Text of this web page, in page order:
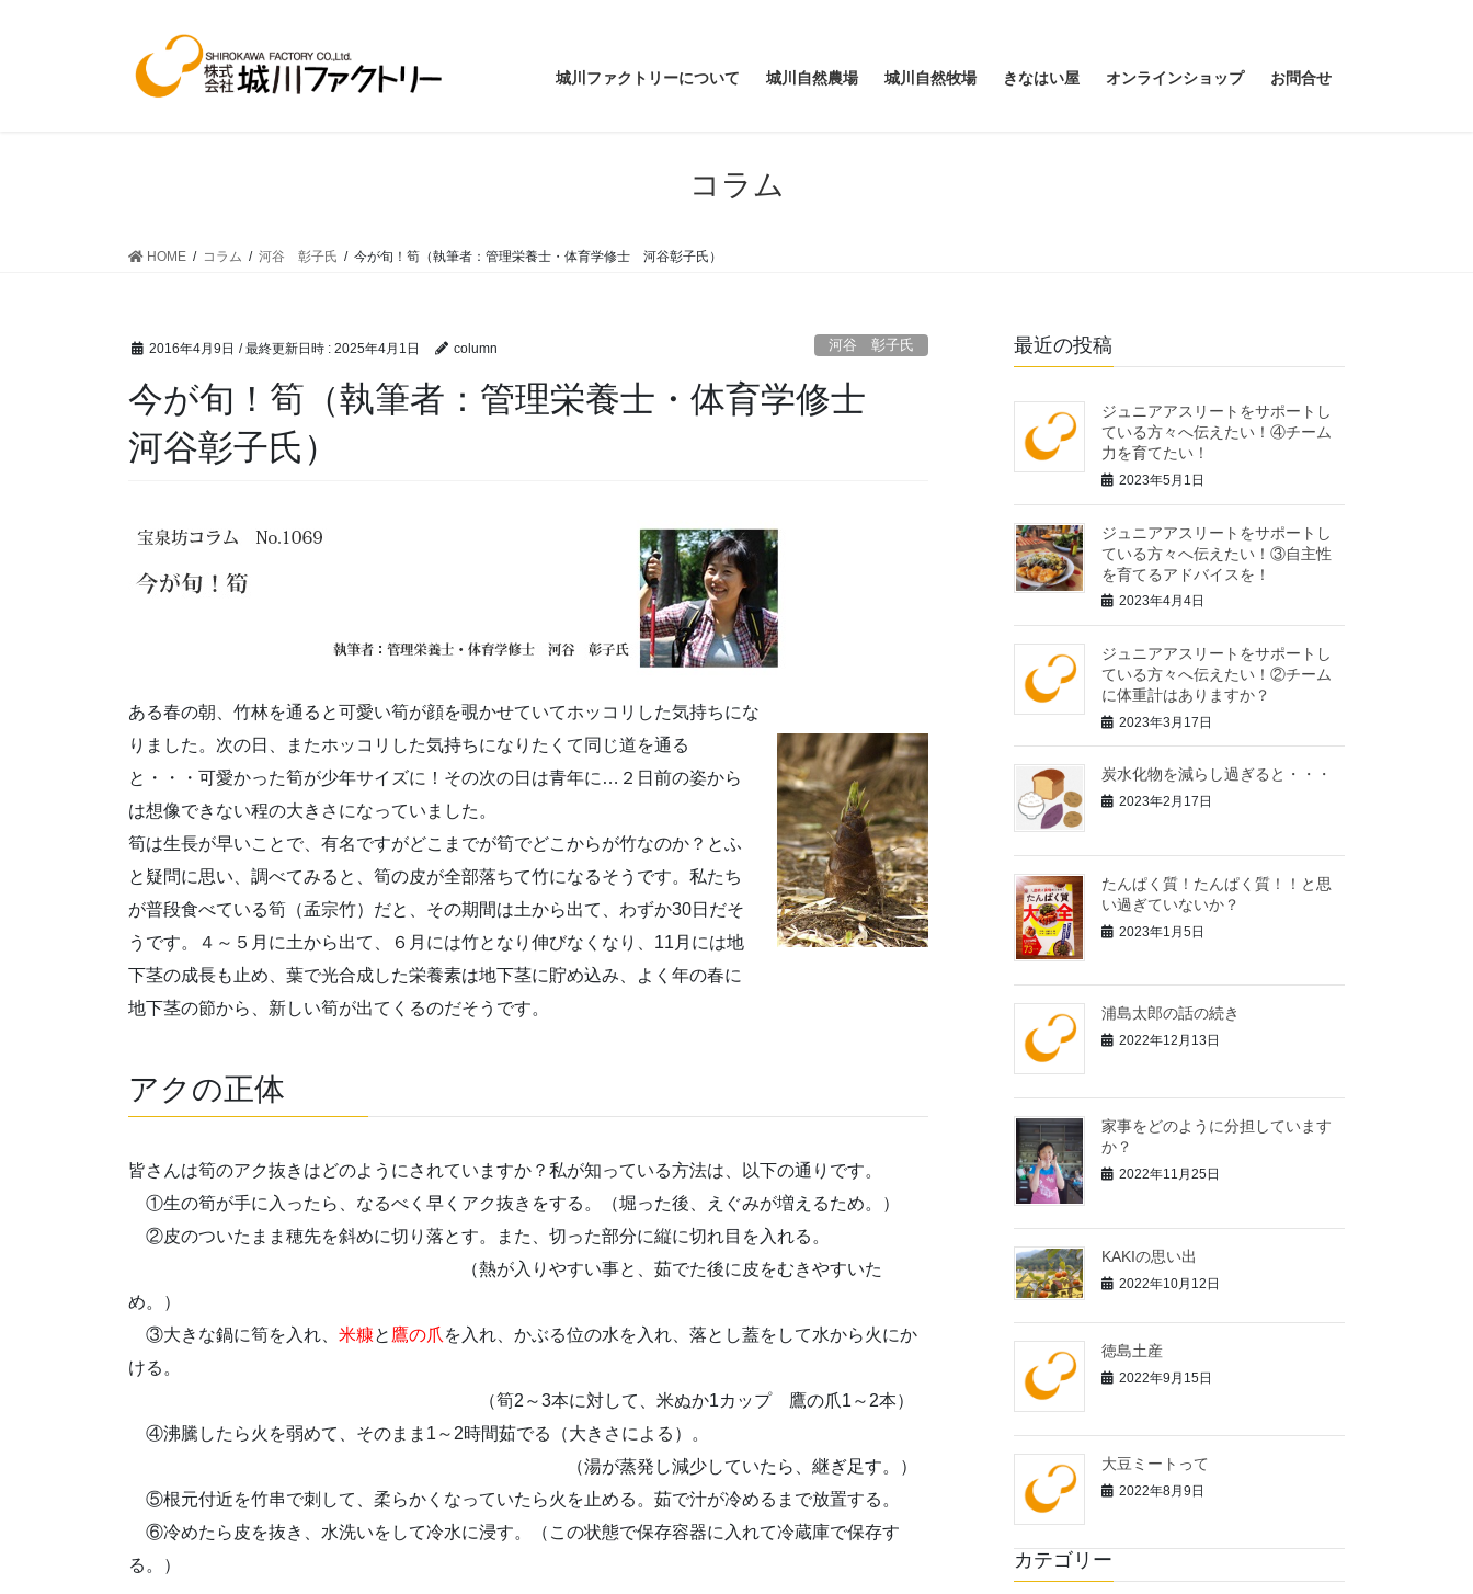
城川ファクトリーについて 城川自然農場 城川自然牧場 きなはい屋 オンラインショップ お問合せ
コラム
HOME コラム 河谷 彰子氏 今が旬！筍（執筆者：管理栄養士・体育学修士 河谷彰子氏）
2016年4月9日 / 最終更新日時 : 2025年4月1日 column 河谷 彰子氏
今が旬！筍（執筆者：管理栄養士・体育学修士
河谷彰子氏）
ある春の朝、竹林を通ると可愛い筍が顔を覗かせていてホッコリした気持ちにな
りました。次の日、またホッコリした気持ちになりたくて同じ道を通る
と・・・可愛かった筍が少年サイズに！その次の日は青年に…２日前の姿から
は想像できない程の大きさになっていました。
筍は生長が早いことで、有名ですがどこまでが筍でどこからが竹なのか？とふ
と疑問に思い、調べてみると、筍の皮が全部落ちて竹になるそうです。私たち
が普段食べている筍（孟宗竹）だと、その期間は土から出て、わずか30日だそ
うです。４～５月に土から出て、６月には竹となり伸びなくなり、11月には地
下茎の成長も止め、葉で光合成した栄養素は地下茎に貯め込み、よく年の春に
地下茎の節から、新しい筍が出てくるのだそうです。
アクの正体
皆さんは筍のアク抜きはどのようにされていますか？私が知っている方法は、以下の通りです。
①生の筍が手に入ったら、なるべく早くアク抜きをする。（堀った後、えぐみが増えるため。）
②皮のついたまま穂先を斜めに切り落とす。また、切った部分に縦に切れ目を入れる。
（熱が入りやすい事と、茹でた後に皮をむきやすいた
め。）
③大きな鍋に筍を入れ、 米糠と 鷹の爪 を入れ、かぶる位の水を入れ、落とし蓋をして水から火にか
ける。
（筍2～3本に対して、米ぬか1カップ 鷹の爪1～2本）
④沸騰したら火を弱めて、そのまま1～2時間茹でる（大きさによる）。
（湯が蒸発し減少していたら、継ぎ足す。）
⑤根元付近を竹串で刺して、柔らかくなっていたら火を止める。茹で汁が冷めるまで放置する。
⑥冷めたら皮を抜き、水洗いをして冷水に浸す。（この状態で保存容器に入れて冷蔵庫で保存す
る。）
最近の投稿
ジュニアアスリートをサポートし
ている方々へ伝えたい！④チーム
力を育てたい！
2023年5月1日
ジュニアアスリートをサポートし
ている方々へ伝えたい！③自主性
を育てるアドバイスを！
2023年4月4日
ジュニアアスリートをサポートし
ている方々へ伝えたい！②チーム
に体重計はありますか？
2023年3月17日
炭水化物を減らし過ぎると・・・
2023年2月17日
たんぱく質！たんぱく質！！と思
い過ぎていないか？
2023年1月5日
浦島太郎の話の続き
2022年12月13日
家事をどのように分担しています
か？
2022年11月25日
KAKIの思い出
2022年10月12日
徳島土産
2022年9月15日
大豆ミートって
2022年8月9日
カテゴリー